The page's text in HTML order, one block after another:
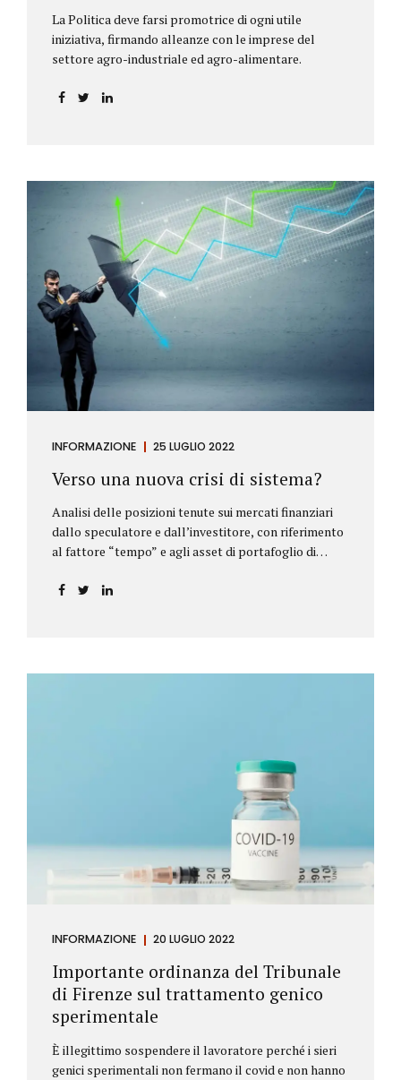
La Politica deve farsi promotrice di ogni utile
iniziativa, firmando alleanze con le imprese del
settore agro-industriale ed agro-alimentare.
INFORMAZIONE 25 LUGLIO 2022
Verso una nuova crisi di sistema?
Analisi delle posizioni tenute sui mercati finanziari
dallo speculatore e dall’investitore, con riferimento
al fattore “tempo” e agli asset di portafoglio di
l’investitore Nelle definizioni di Wikipedia si legge:
Investitore: è colui che decide di investire il proprio
loro investimenti, mentre gli speculatori cercano...
INFORMAZIONE 20 LUGLIO 2022
Importante ordinanza del Tribunale
di Firenze sul trattamento genico
sperimentale
È illegittimo sospendere il lavoratore perché i sieri
genici sperimentali non fermano il covid e non hanno